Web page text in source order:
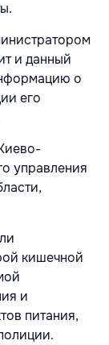
и данный
о
его
управления
кишечной
и
питания,